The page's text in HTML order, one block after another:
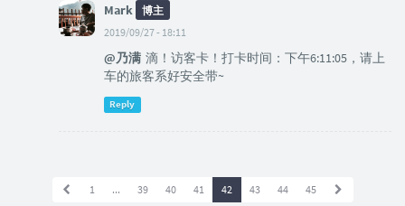
Mark
博主
2019/09/27 - 18:11
@乃满 滴！访客卡！打卡时间：下午6:11:05，请上
车的旅客系好安全带~
Reply
1 ... 39 40 41 42 43 44 45